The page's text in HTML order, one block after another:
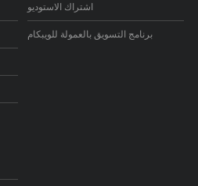
اشتراك الاستوديو
برنامج التسويق بالعمولة للويبكام